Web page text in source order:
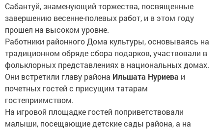
Сабантуй, знаменующий торжества, посвященные
завершению весенне-полевых работ, и в этом году
прошел на высоком уровне.
Работники районного Дома культуры, основываясь на
традиционном обряде сбора подарков, участвовали в
фольклорных представлениях в национальных домах.
Они встретили главу района Ильшата Нуриева и
почетных гостей с присущим татарам
гостеприимством.
На игровой площадке гостей поприветствовали
малыши, посещающие детские сады района, а на